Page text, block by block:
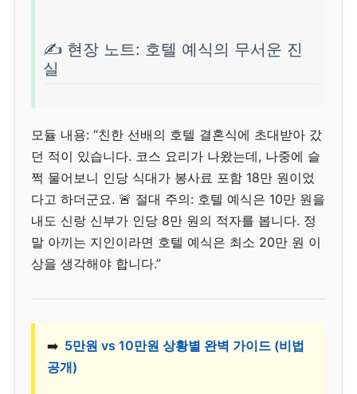
✍️ 현장 노트: 호텔 예식의 무서운 진
실
모듈 내용: “친한 선배의 호텔 결혼식에 초대받아 갔
던 적이 있습니다. 코스 요리가 나왔는데, 나중에 슬
쩍 물어보니 인당 식대가 봉사료 포함 18만 원이었
다고 하더군요. 🚨 절대 주의: 호텔 예식은 10만 원을
내도 신랑 신부가 인당 8만 원의 적자를 봅니다. 정
말 아끼는 지인이라면 호텔 예식은 최소 20만 원 이
상을 생각해야 합니다.”
➡️ 5만원 vs 10만원 상황별 완벽 가이드 (비법
공개)